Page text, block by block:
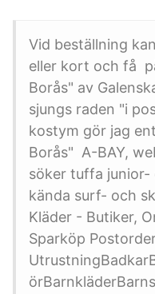
Vid beställning
eller kort och få
Borås" av
sjungs raden "i
kostym gör jag
Borås" A-BAY,
söker tuffa junior-
kända surf- och
Kläder - Butiker,
Sparköp